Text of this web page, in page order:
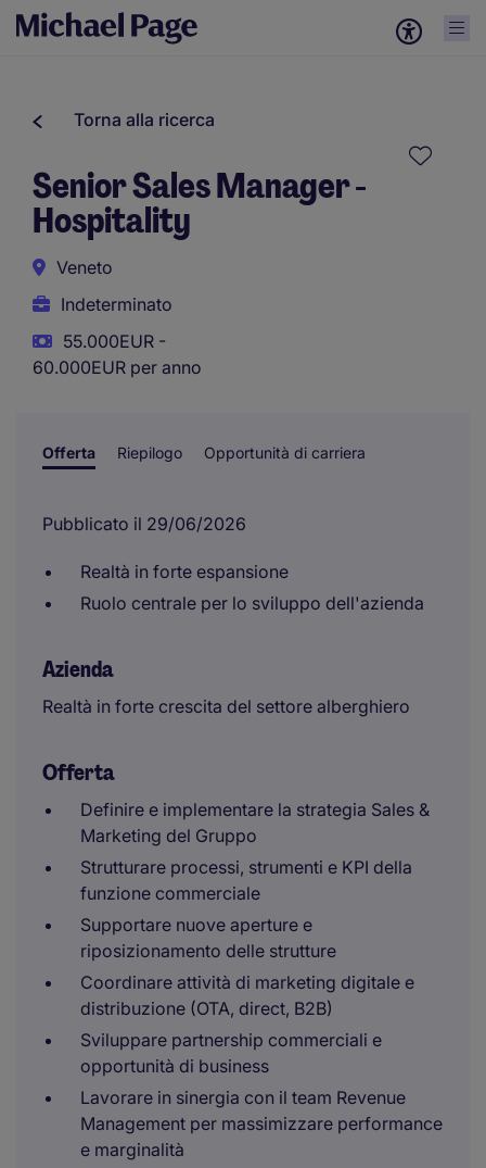
Torna alla ricerca
Senior Sales Manager -
Hospitality
Veneto
Indeterminato
55.000EUR -
60.000EUR per anno
Offerta Riepilogo Opportunità di carriera
Pubblicato il 29/06/2026
Realtà in forte espansione
Ruolo centrale per lo sviluppo dell'azienda
Azienda
Realtà in forte crescita del settore alberghiero
Offerta
Definire e implementare la strategia Sales &
Marketing del Gruppo
Strutturare processi, strumenti e KPI della
funzione commerciale
Supportare nuove aperture e
riposizionamento delle strutture
Coordinare attività di marketing digitale e
distribuzione (OTA, direct, B2B)
Sviluppare partnership commerciali e
opportunità di business
Lavorare in sinergia con il team Revenue
Management per massimizzare performance
e marginalità